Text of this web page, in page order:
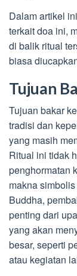
Dalam artikel
terkait doa ini,
di balik ritual
biasa
Tujuan
Tujuan bakar
tradisi dan
yang masih
Ritual ini tidak
penghormatan
makna
Buddha,
penting dari
yang akan
besar, seperti
atau kegiatan